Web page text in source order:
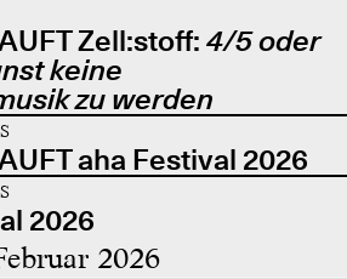
Zell:stoff: 4/5 oder
keine
zu werden
aha Festival 2026
2026
2026